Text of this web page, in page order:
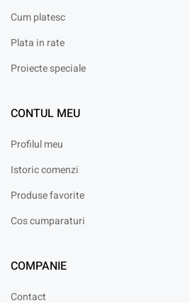
Cum platesc
Plata in rate
Proiecte speciale
CONTUL MEU
Profilul meu
Istoric comenzi
Produse favorite
Cos cumparaturi
COMPANIE
Contact